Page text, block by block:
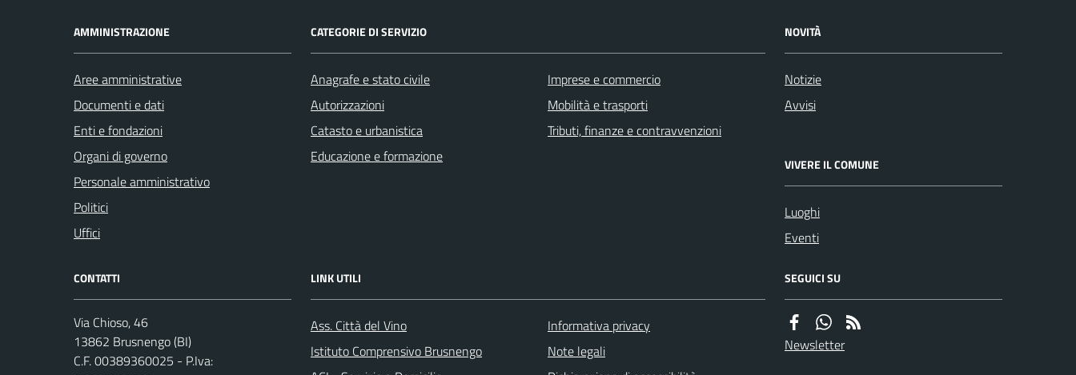
AMMINISTRAZIONE
Aree amministrative
Documenti e dati
Enti e fondazioni
Organi di governo
Personale amministrativo
Politici
Uffici
CATEGORIE DI SERVIZIO
Anagrafe e stato civile
Autorizzazioni
Catasto e urbanistica
Educazione e formazione
Imprese e commercio
Mobilità e trasporti
Tributi, finanze e contravvenzioni
NOVITÀ
Notizie
Avvisi
VIVERE IL COMUNE
Luoghi
Eventi
CONTATTI
Via Chioso, 46
13862 Brusnengo (BI)
C.F. 00389360025 - P.Iva:
LINK UTILI
Ass. Città del Vino
Istituto Comprensivo Brusnengo
Informativa privacy
Note legali
SEGUICI SU
Newsletter